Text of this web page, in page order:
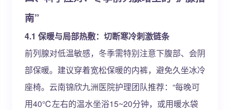
南”
4.1 保暖与局部热敷：切断寒冷刺激链条
前列腺对低温敏感，冬季需特别注意下腹部、会阴
部保暖。建议穿着宽松保暖的内裤，避免久坐冰冷
座椅。云南锦欣九洲医院护理团队推荐：“每晚可
用40℃左右的温水坐浴15~20分钟，或用暖水袋